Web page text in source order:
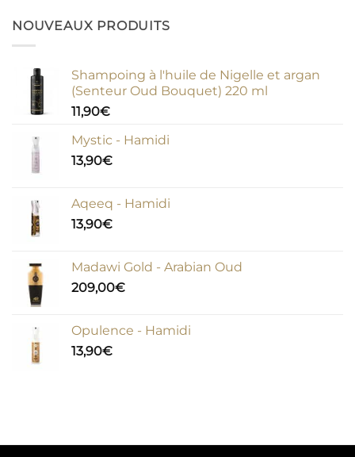
NOUVEAUX PRODUITS
Shampoing à l'huile de Nigelle et argan
(Senteur Oud Bouquet) 220 ml
11,90€
Mystic - Hamidi
13,90€
Aqeeq - Hamidi
13,90€
Madawi Gold - Arabian Oud
209,00€
Opulence - Hamidi
13,90€